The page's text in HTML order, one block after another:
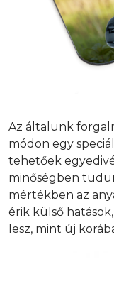
Az általunk
módon egy
tehetőek
minőségben
mértékben az
érik külső
lesz, mint új